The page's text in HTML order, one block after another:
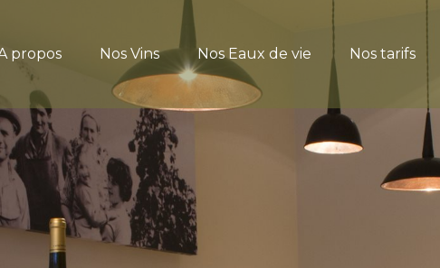
propos Nos Vins Nos Eaux de vie Nos tarifs